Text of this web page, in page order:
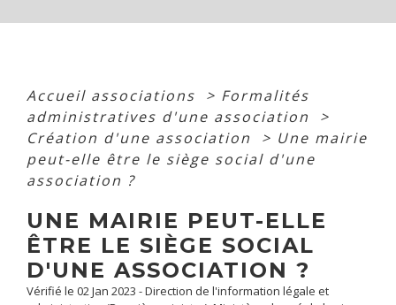
Accueil associations > Formalités
administratives d'une association
>
Création d'une association
> Une mairie
peut-elle être le siège social d'une
association ?
UNE MAIRIE PEUT-ELLE
ÊTRE LE SIÈGE SOCIAL
D'UNE ASSOCIATION ?
Vérifié le 02 Jan 2023 - Direction de l'information légale et